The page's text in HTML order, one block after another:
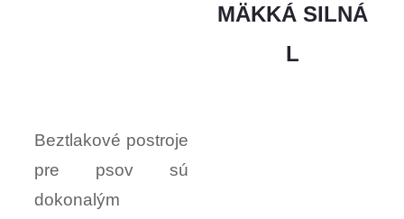
MÄKKÁ SILNÁ
L
Beztlakové postroje
pre psov sú
dokonalým